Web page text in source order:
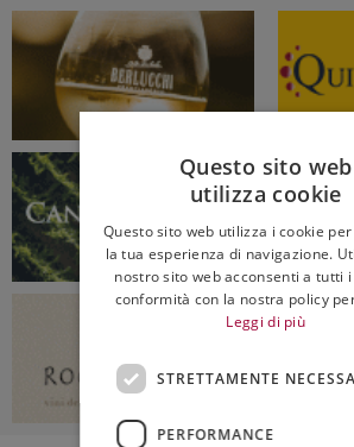
Questo sito web
utilizza cookie
Questo sito web utilizza i cookie
la tua esperienza di navigazione.
nostro sito web acconsenti a tutti
conformità con la nostra policy
Leggi di più
STRETTAMENTE
PERFORMANCE